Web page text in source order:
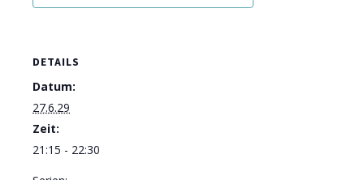
DETAILS
Datum:
27.6.29
Zeit:
21:15 - 22:30